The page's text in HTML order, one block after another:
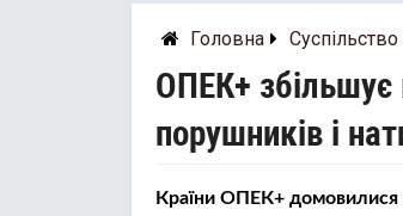
Головна Суспільство
ОПЕК+ збільшує
порушників і
Країни ОПЕК+ домовилися